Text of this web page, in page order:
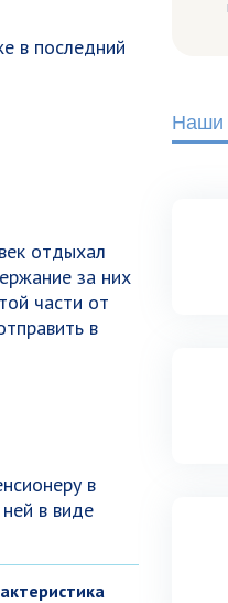
в последний
отдыхал
за них
части от
в
в
в виде
Наши